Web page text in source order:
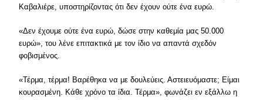
Καβαλιέρε, υποστηρίζοντας ότι δεν έχουν ούτε ένα ευρώ.
«Δεν έχουμε ούτε ένα ευρώ, δώσε στην καθεμία μας 50.000
ευρώ», του λένε επιτακτικά με τον ίδιο να απαντά σχεδόν
φοβισμένος.
«Τέρμα, τέρμα! Βαρέθηκα να με δουλεύεις. Αστειευόμαστε; Είμαι
κουρασμένη. Κάθε χρόνο τα ίδια. Τέρμα», φωνάζει εν εξάλλω η